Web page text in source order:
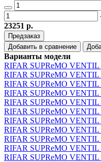
23251 р.
Предзаказ
Добавить в сравнение
Варианты модели
RIFAR SUPReMO VENTIL
RIFAR SUPReMO VENTIL
RIFAR SUPReMO VENTIL
RIFAR SUPReMO VENTIL
RIFAR SUPReMO VENTIL
RIFAR SUPReMO VENTIL
RIFAR SUPReMO VENTIL
RIFAR SUPReMO VENTIL
RIFAR SUPReMO VENTIL
RIFAR SUPReMO VENTIL
RIFAR SUPReMO VENTIL